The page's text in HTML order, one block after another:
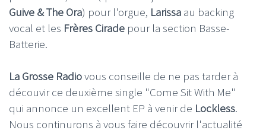
Guive & The Ora) pour l'orgue, Larissa au backing
vocal et les Frères Cirade pour la section Basse-
Batterie.
La Grosse Radiovous conseille de ne pas tarder à
découvir ce deuxième single "Come Sit With Me"
qui annonce un excellent EP à venir de Lockless.
Nous continurons à vous faire découvrir l'actualité